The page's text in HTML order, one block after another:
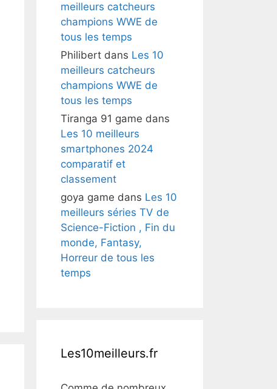
meilleurs catcheurs
champions WWE de
tous les temps
Philibert dans Les 10
meilleurs catcheurs
champions WWE de
tous les temps
Tiranga 91 game dans
Les 10 meilleurs
smartphones 2024
comparatif et
classement
goya game dans Les 10
meilleurs séries TV de
Science-Fiction , Fin du
monde, Fantasy,
Horreur de tous les
temps
Les10meilleurs.fr